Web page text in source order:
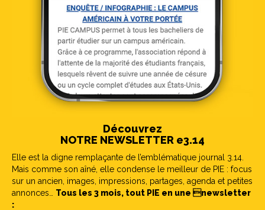
Découvrez
NOTRE NEWSLETTER e3.14
Elle est la digne remplaçante de l’emblématique journal 3.14.
Mais comme son aîné, elle condense le meilleur de PIE : focus
sur un ancien, images, impressions, partages, agenda et petites
annonces… Tous les 3 mois, tout PIE en une newsletter
: